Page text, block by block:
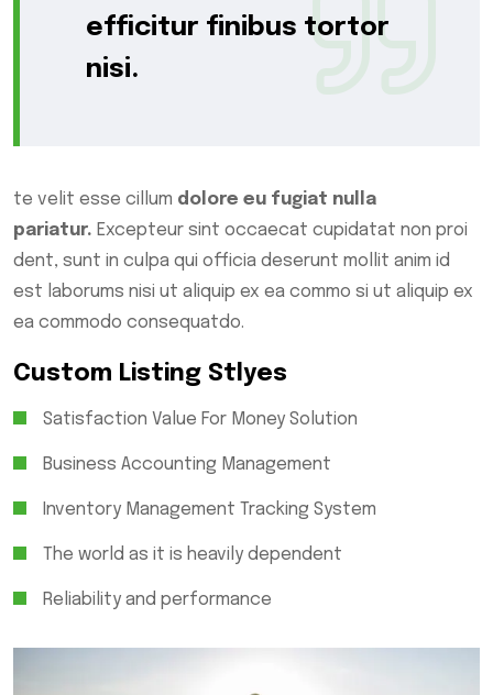
efficitur finibus tortor
nisi.
te velit esse cillum dolore eu fugiat nulla
pariatur. Excepteur sint occaecat cupidatat non proi
dent, sunt in culpa qui officia deserunt mollit anim id
est laborums nisi ut aliquip ex ea commo si ut aliquip ex
ea commodo consequatdo.
Custom Listing Stlyes
Satisfaction Value For Money Solution
Business Accounting Management
Inventory Management Tracking System
The world as it is heavily dependent
Reliability and performance